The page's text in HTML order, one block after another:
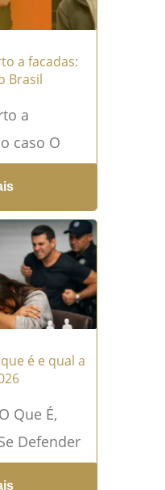
a facadas:
Brasil
a
caso O
em choque
de
é e qual a
Que É,
Defender